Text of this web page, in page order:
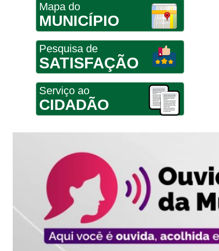
Mapa do
MUNICÍPIO
Pesquisa de
SATISFAÇÃO
Serviço ao
CIDADÃO